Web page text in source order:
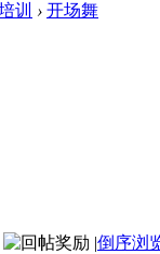
训 › 开场舞
|倒序浏